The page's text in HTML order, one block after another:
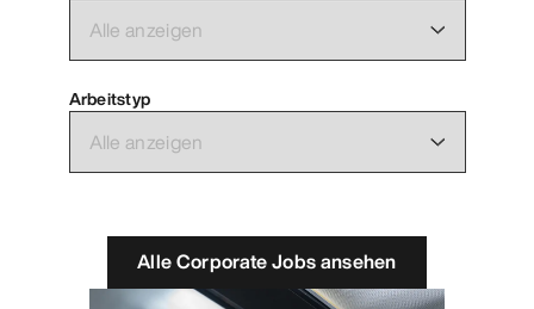
Arbeitstyp
Alle Corporate Jobs ansehen